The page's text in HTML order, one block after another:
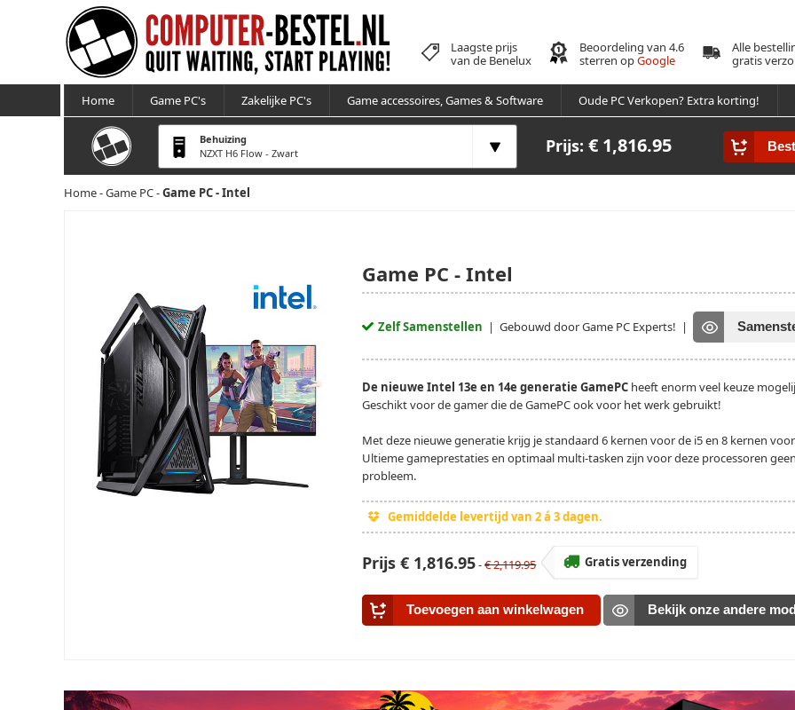
Laagste prijs
van de Benelux
Beoordeling van 4.6
sterren opGoogle
Alle
gratis
Home Game PC's Zakelijke PC's Game accessoires, Games & Software Oude PC Verkopen? Extra korting!
Behuizing
NZXT H6 Flow - Zwart
Prijs: € 1,816.95
Home-Game PC-Game PC - Intel
Game PC - Intel
Zelf Samenstellen | Gebouwd door Game PC Experts! |
De nieuwe Intel 13e en 14e generatie GamePC heeft enorm veel keuze
Geschikt voor de gamer die de GamePC ook voor het werk gebruikt!
Met deze nieuwe generatie krijg je standaard 6 kernen voor de i5 en 8 kernen
Ultieme gameprestaties en optimaal multi-tasken zijn voor deze processoren
probleem.
Gemiddelde levertijd van 2 á 3 dagen.
Prijs€ 1,816.95-€ 2,119.95 Gratis verzending
Toevoegen aan winkelwagen Bekijk onze andere